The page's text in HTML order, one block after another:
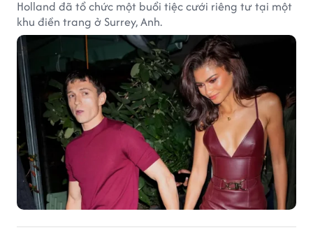
Holland đã tổ chức một buổi tiệc cưới riêng tư tại một
khu điền trang ở Surrey, Anh.